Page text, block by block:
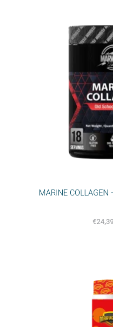
MARINE
€24,39